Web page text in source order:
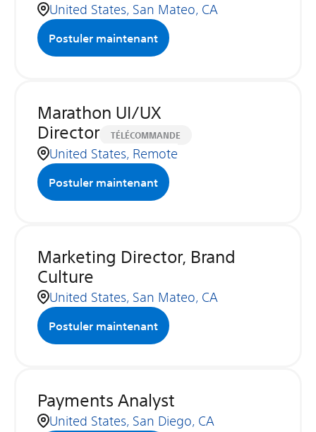
United States, San Mateo, CA
Postuler maintenant
Marathon UI/UX
Director
TÉLÉCOMMANDE
United States, Remote
Postuler maintenant
Marketing Director, Brand
Culture
United States, San Mateo, CA
Postuler maintenant
Payments Analyst
United States, San Diego, CA